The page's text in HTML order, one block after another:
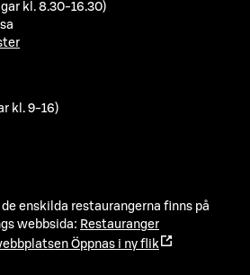
kl. 8.30-16.30)
kl. 9-16)
enskilda restaurangerna finns på
webbsida: Restauranger
Öppnas i ny flik